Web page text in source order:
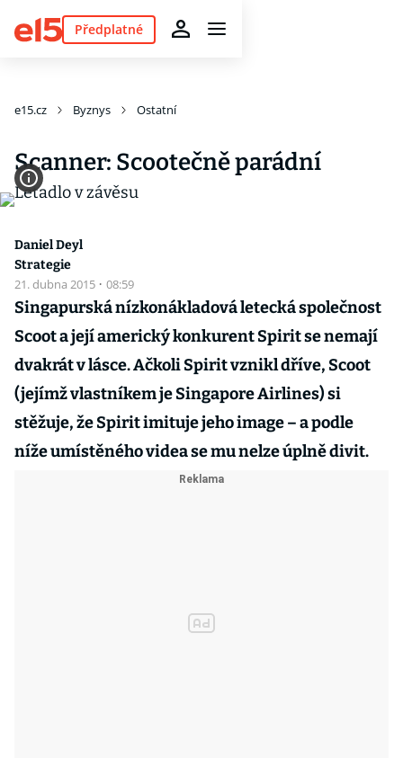
Předplatné
e15.cz Byznys Ostatní
Scanner: Scootečně parádní
Daniel Deyl
Strategie
21. dubna 2015 · 08:59
Singapurská nízkonákladová letecká společnost
Scoot a její americký konkurent Spirit se nemají
dvakrát v lásce. Ačkoli Spirit vznikl dříve, Scoot
(jejímž vlastníkem je Singapore Airlines) si
stěžuje, že Spirit imituje jeho image – a podle
níže umístěného videa se mu nelze úplně divit.